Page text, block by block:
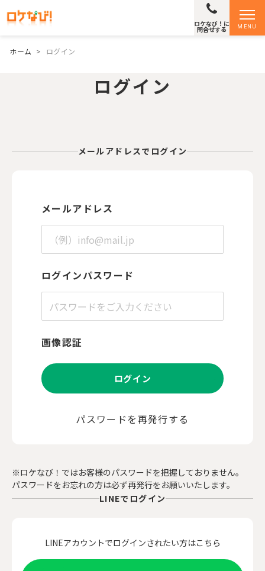
MENU
ロケなび！に
問合せする
ホーム > ログイン
ログイン
メールアドレスでログイン
メールアドレス
ログインパスワード
画像認証
ログイン
パスワードを再発行する
※ロケなび！ではお客様のパスワードを把握しておりません。
パスワードをお忘れの方は必ず再発行をお願いいたします。
LINEでログイン
LINEアカウントでログインされたい方はこちら